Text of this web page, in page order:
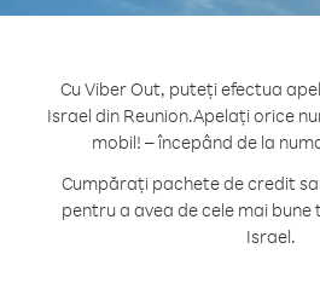
Cu Viber Out, puteți efectua
Israel din Reunion.Apelați orice
mobil! – începând de la
Cumpărați pachete de credit
pentru a avea de cele mai
Israel.